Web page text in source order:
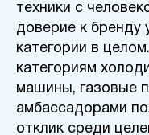
техники с
доверие к бренду
категории в
категориям
машины, газовые
амбассадорами
отклик среди